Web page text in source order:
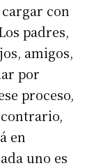
con
padres,
amigos,
por
proceso,
en
uno es